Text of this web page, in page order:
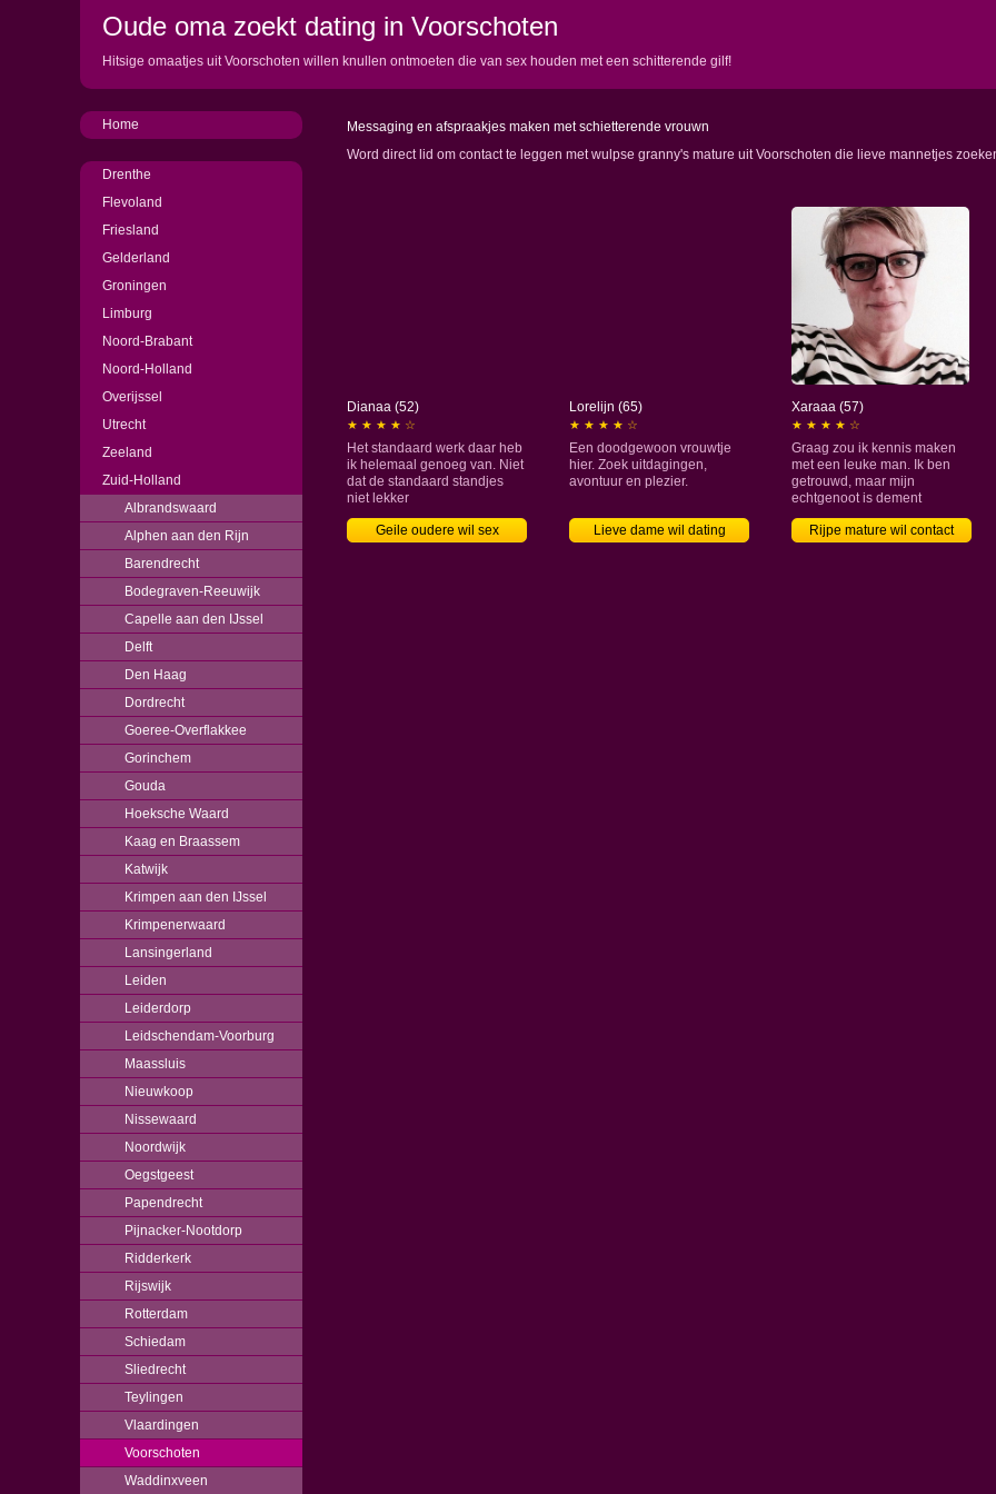
Oude oma zoekt dating in Voorschoten
Hitsige omaatjes uit Voorschoten willen knullen ontmoeten die van sex houden met een schitterende gilf!
Home
Drenthe
Flevoland
Friesland
Gelderland
Groningen
Limburg
Noord-Brabant
Noord-Holland
Overijssel
Utrecht
Zeeland
Zuid-Holland
Albrandswaard
Alphen aan den Rijn
Barendrecht
Bodegraven-Reeuwijk
Capelle aan den IJssel
Delft
Den Haag
Dordrecht
Goeree-Overflakkee
Gorinchem
Gouda
Hoeksche Waard
Kaag en Braassem
Katwijk
Krimpen aan den IJssel
Krimpenerwaard
Lansingerland
Leiden
Leiderdorp
Leidschendam-Voorburg
Maassluis
Nieuwkoop
Nissewaard
Noordwijk
Oegstgeest
Papendrecht
Pijnacker-Nootdorp
Ridderkerk
Rijswijk
Rotterdam
Schiedam
Sliedrecht
Teylingen
Vlaardingen
Voorschoten
Waddinxveen
Messaging en afspraakjes maken met schietterende vrouwn
Word direct lid om contact te leggen met wulpse granny's mature uit Voorschoten die lieve mannetjes
Dianaa (52)
★ ★ ★ ★ ☆
Het standaard werk daar heb
ik helemaal genoeg van. Niet
dat de standaard standjes
niet lekker
Geile oudere wil sex
Lorelijn (65)
★ ★ ★ ★ ☆
Een doodgewoon vrouwtje
hier. Zoek uitdagingen,
avontuur en plezier.
Lieve dame wil dating
Xaraaa (57)
★ ★ ★ ★ ☆
Graag zou ik kennis maken
met een leuke man. Ik ben
getrouwd, maar mijn
echtgenoot is dement
Rijpe mature wil contact